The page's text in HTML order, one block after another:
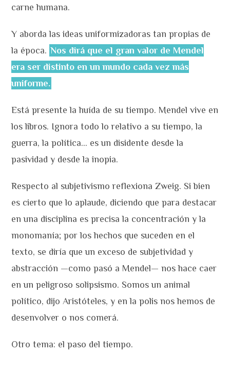
carne humana.
Y aborda las ideas uniformizadoras tan propias de
la época. Nos dirá que el gran valor de Mendel
era ser distinto en un mundo cada vez más
uniforme.
Está presente la huída de su tiempo. Mendel vive en
los libros. Ignora todo lo relativo a su tiempo, la
guerra, la política… es un disidente desde la
pasividad y desde la inopia.
Respecto al subjetivismo reflexiona Zweig. Si bien
es cierto que lo aplaude, diciendo que para destacar
en una disciplina es precisa la concentración y la
monomanía; por los hechos que suceden en el
texto, se diría que un exceso de subjetividad y
abstracción —como pasó a Mendel— nos hace caer
en un peligroso solipsismo. Somos un animal
político, dijo Aristóteles, y en la polis nos hemos de
desenvolver o nos comerá.
Otro tema: el paso del tiempo.